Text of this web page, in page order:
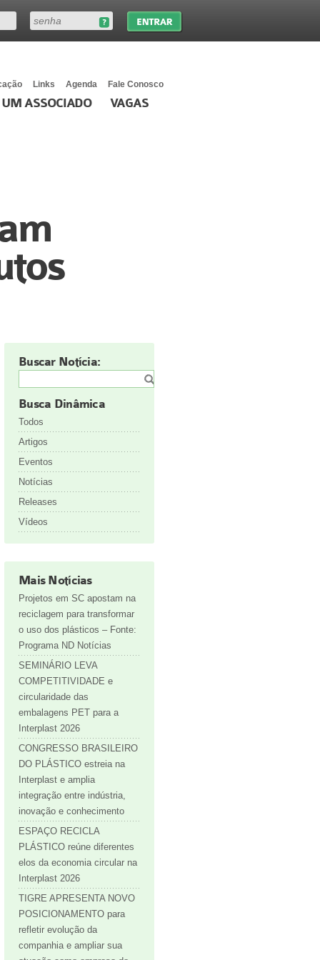
Links Agenda Fale Conosco
UM ASSOCIADO VAGAS
Buscar Notícia:
Busca Dinâmica
Todos
Artigos
Eventos
Notícias
Releases
Vídeos
Mais Notícias
Projetos em SC apostam na
reciclagem para transformar
o uso dos plásticos – Fonte:
Programa ND Notícias
SEMINÁRIO LEVA
COMPETITIVIDADE e
circularidade das
embalagens PET para a
Interplast 2026
CONGRESSO BRASILEIRO
DO PLÁSTICO estreia na
Interplast e amplia
integração entre indústria,
inovação e conhecimento
ESPAÇO RECICLA
PLÁSTICO reúne diferentes
elos da economia circular na
Interplast 2026
TIGRE APRESENTA NOVO
POSICIONAMENTO para
refletir evolução da
companhia e ampliar sua